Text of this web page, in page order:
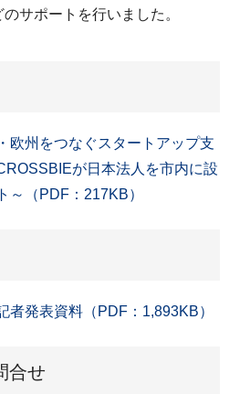
サポートを行いました。
欧州をつなぐスタートアップ支
が日本法人を市内に設
～（PDF：217KB）
者発表資料（PDF：1,893KB）
合せ